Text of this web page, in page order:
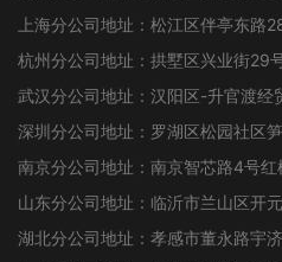
上海分公司地址：松江区伴亭东路
杭州分公司地址：拱墅区兴业街29
武汉分公司地址：汉阳区-升官渡经
深圳分公司地址：罗湖区松园社区
南京分公司地址：南京智芯路4号
山东分公司地址：临沂市兰山区开
湖北分公司地址：孝感市董永路宇